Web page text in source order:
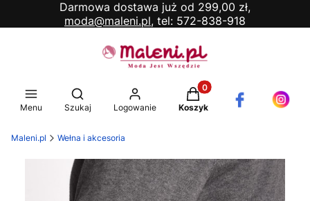
Darmowa dostawa już od 299,00 zł,
moda@maleni.pl, tel: 572-838-918
Menu
Otwórz wyszukiwarkę
Szukaj Logowanie
Produkty w koszyku: 0.
Koszyk
Maleni.pl Wełna i akcesoria